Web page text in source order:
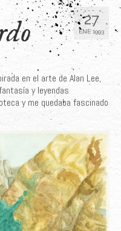
27
ENE 1993
en el arte de Alan Lee,
y leyendas
y me quedaba fascinado